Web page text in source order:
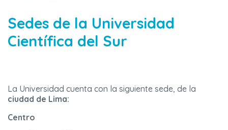
Sedes de la Universidad
Científica del Sur
La Universidad cuenta con la siguiente sede, de la
ciudad de Lima:
Centro